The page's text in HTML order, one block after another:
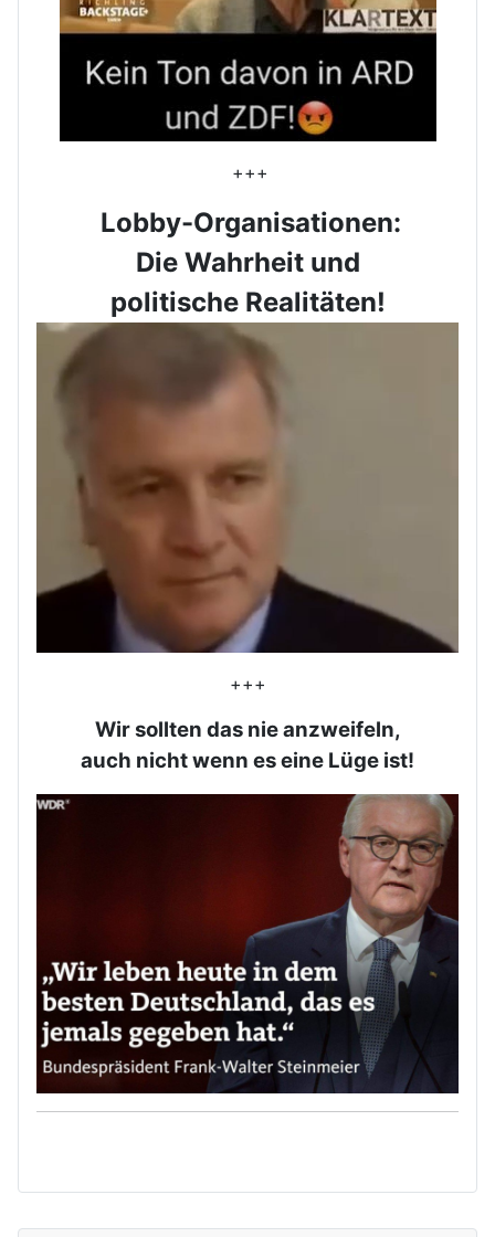
+++
Lobby-Organisationen:
Die Wahrheit und
politische Realitäten!
+++
Wir sollten das nie anzweifeln,
auch nicht wenn es eine Lüge ist!